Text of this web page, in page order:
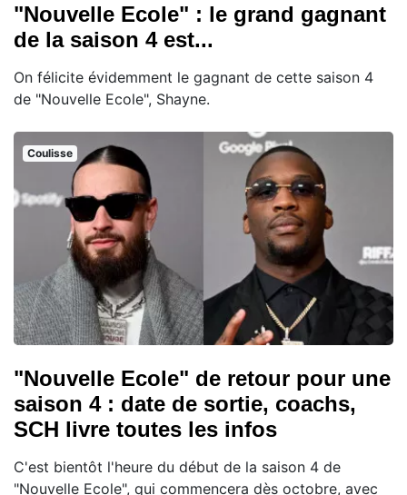
"Nouvelle Ecole" : le grand gagnant
de la saison 4 est...
On félicite évidemment le gagnant de cette saison 4
de "Nouvelle Ecole", Shayne.
Coulisse
"Nouvelle Ecole" de retour pour une
saison 4 : date de sortie, coachs,
SCH livre toutes les infos
C'est bientôt l'heure du début de la saison 4 de
"Nouvelle Ecole", qui commencera dès octobre, avec